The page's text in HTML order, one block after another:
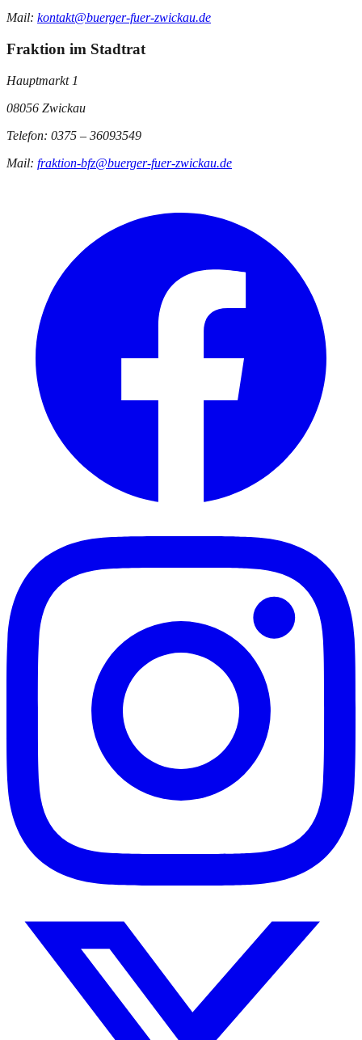
Mail: kontakt@buerger-fuer-zwickau.de
Fraktion im Stadtrat
Hauptmarkt 1
08056 Zwickau
Telefon: 0375 – 36093549
Mail: fraktion-bfz@buerger-fuer-zwickau.de